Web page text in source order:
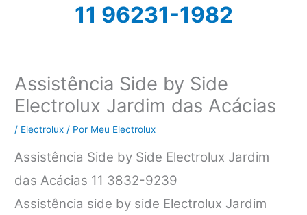
11 96231-1982
Assistência Side by Side
Electrolux Jardim das Acácias
/ Electrolux / Por Meu Electrolux
Assistência Side by Side Electrolux Jardim
das Acácias 11 3832-9239
Assistência side by side Electrolux Jardim